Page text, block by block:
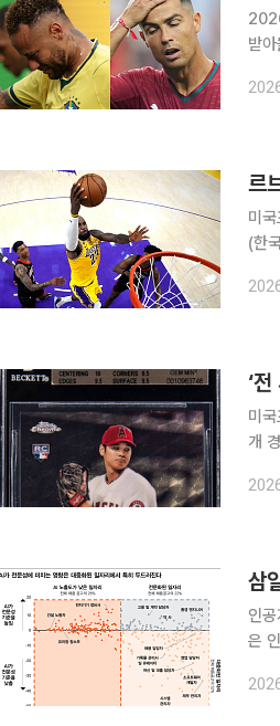
받아들었습니다. 브라질
포
르
미
(한
은
‘
미
개 경매
삼
인
은
의